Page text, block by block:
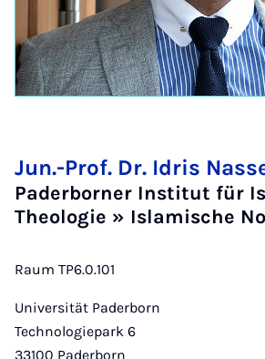
Jun.-Prof. Dr. Idris
Paderborner Institut für
Theologie » Islamische
Raum TP6.0.101
Universität Paderborn
Technologiepark 6
33100 Paderborn